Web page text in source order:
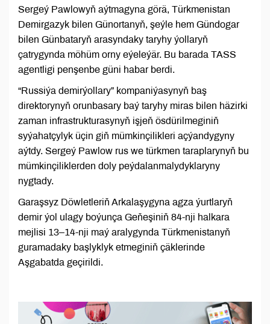
Sergeý Pawlowyň aýtmagyna görä, Türkmenistan
Demirgazyk bilen Günortanyň, şeýle hem Gündogar
bilen Günbataryň arasyndaky taryhy ýollaryň
çatrygynda möhüm orny eýeleýär. Bu barada TASS
agentligi penşenbe güni habar berdi.
“Russiýa demirýollary” kompaniýasynyň baş
direktorynyň orunbasary baý taryhy miras bilen häzirki
zaman infrastrukturasynyň işjeň ösdürilmeginiň
syýahatçylyk üçin giň mümkinçilikleri açýandygyny
aýtdy. Sergeý Pawlow rus we türkmen taraplarynyň bu
mümkinçiliklerden doly peýdalanmalydyklaryny
nygtady.
Garaşsyz Döwletleriň Arkalaşygyna agza ýurtlaryň
demir ýol ulagy boýunça Geňeşiniň 84-nji halkara
mejlisi 13–14-nji maý aralygynda Türkmenistanyň
guramadaky başlyklyk etmeginiň çäklerinde
Aşgabatda geçirildi.